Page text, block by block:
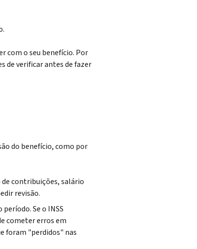
com o seu benefício. Por
de verificar antes de fazer
do benefício, como por
contribuições, salário
revisão.
Se o INSS
cometer erros em
foram "perdidos" nas